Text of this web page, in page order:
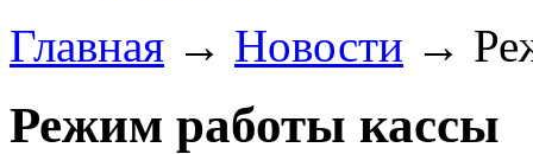
Главная → Новости →
Режим работы кассы